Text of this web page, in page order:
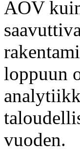
AOV
loppuun
vuoden.